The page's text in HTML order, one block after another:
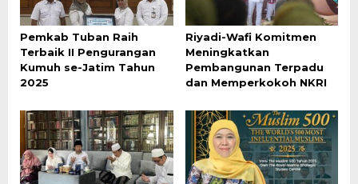
Pemkab Tuban Raih
Terbaik II Pengurangan
Kumuh se-Jatim Tahun
2025
Riyadi-Wafi Komitmen
Meningkatkan
Pembangunan Terpadu
dan Memperkokoh NKRI